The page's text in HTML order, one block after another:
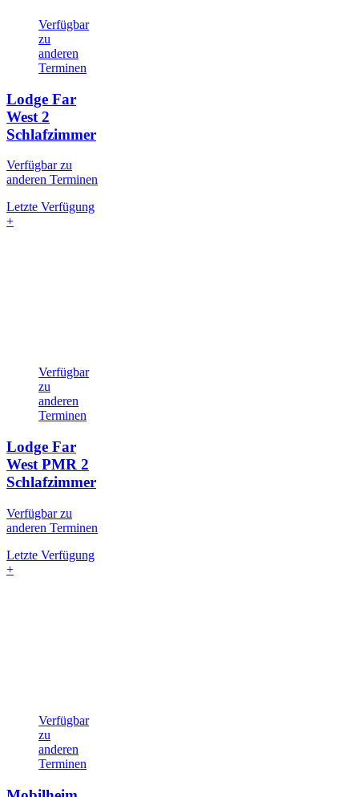
Verfügbar
zu
anderen
Terminen
Lodge Far
West 2
Schlafzimmer
Verfügbar zu
anderen Terminen
Letzte Verfügung
+
Verfügbar
zu
anderen
Terminen
Lodge Far
West PMR 2
Schlafzimmer
Verfügbar zu
anderen Terminen
Letzte Verfügung
+
Verfügbar
zu
anderen
Terminen